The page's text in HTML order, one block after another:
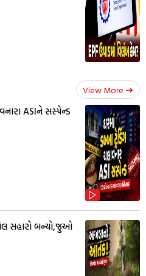
View More
ASIને સસ્પેન્ડ
સહારો બન્યો,જુઓ